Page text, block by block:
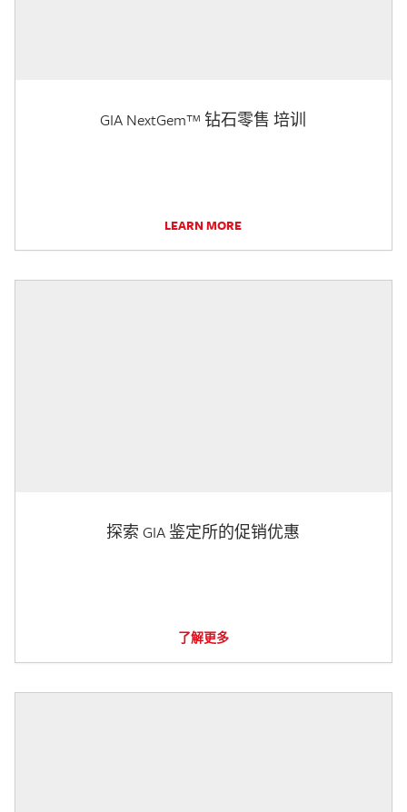
GIA NextGem™ 钻石零售 培训
LEARN MORE
探索 GIA 鉴定所的促销优惠
了解更多